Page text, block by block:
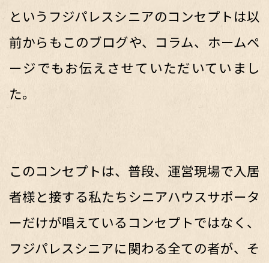
というフジパレスシニアのコンセプトは以
前からもこのブログや、コラム、ホームペ
ージでもお伝えさせていただいていまし
た。
このコンセプトは、普段、運営現場で入居
者様と接する私たちシニアハウスサポータ
ーだけが唱えているコンセプトではなく、
フジパレスシニアに関わる全ての者が、そ